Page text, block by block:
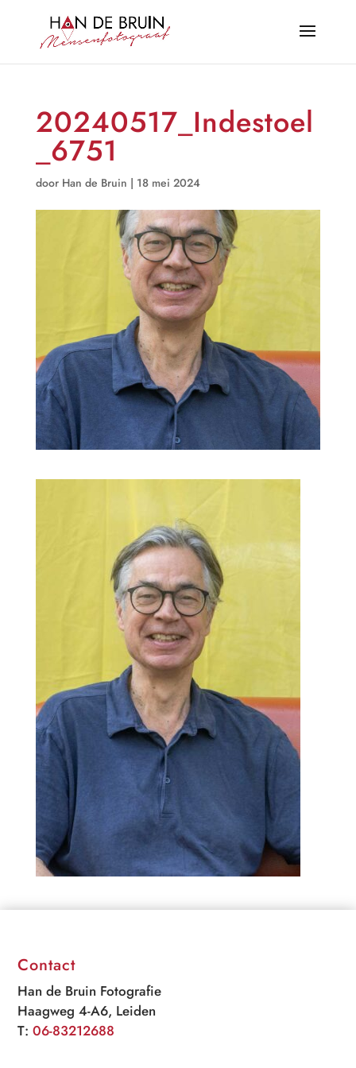
20240517_Indestoel
_6751
door Han de Bruin | 18 mei 2024
Contact
Han de Bruin Fotografie
Haagweg 4-A6, Leiden
T:06-83212688